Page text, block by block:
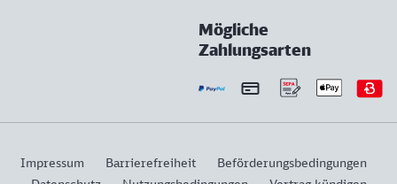
Mögliche
Zahlungsarten
Impressum Barrierefreiheit
Beförderungsbedingungen